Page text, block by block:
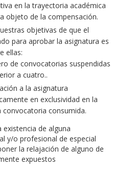
en la trayectoria académica
objeto de la compensación.
objetivas de que el
para aprobar la asignatura es
ellas:
de convocatorias suspendidas
a cuatro..
a la asignatura
en exclusividad en la
convocatoria consumida.
existencia de alguna
y/o profesional de especial
la relajación de alguno de
expuestos